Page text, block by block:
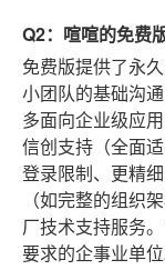
Q2：喧喧的免费
免费版提供了永
小团队的基础沟
多面向企业级应
信创支持 （全面
登录限制、更精
（如完整的组织
厂技术支持服务
要求的企事业单位